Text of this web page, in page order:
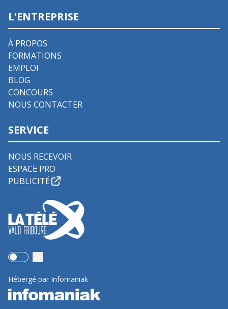
L'ENTREPRISE
À PROPOS
FORMATIONS
EMPLOI
BLOG
CONCOURS
NOUS CONTACTER
SERVICE
NOUS RECEVOIR
ESPACE PRO
PUBLICITÉ
Use setting
Hébergé par Infomaniak